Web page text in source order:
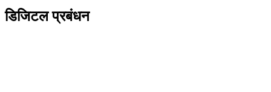
डिजिटल प्रबंधन